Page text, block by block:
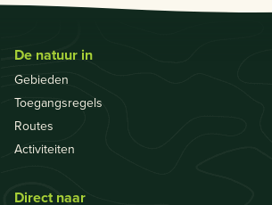
De natuur in
Gebieden
Toegangsregels
Routes
Activiteiten
Direct naar